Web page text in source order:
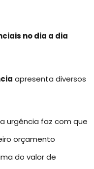
no dia a dia
apresenta diversos
a urgência faz com que
orçamento
do valor de